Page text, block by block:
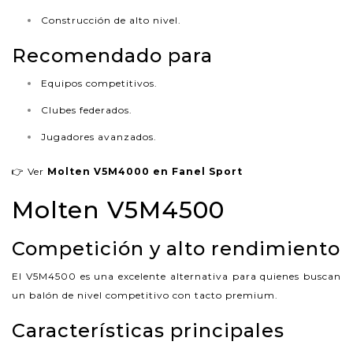
Construcción de alto nivel.
Recomendado para
Equipos competitivos.
Clubes federados.
Jugadores avanzados.
👉 Ver Molten V5M4000 en Fanel Sport
Molten V5M4500
Competición y alto rendimiento
El V5M4500 es una excelente alternativa para quienes buscan
un balón de nivel competitivo con tacto premium.
Características principales